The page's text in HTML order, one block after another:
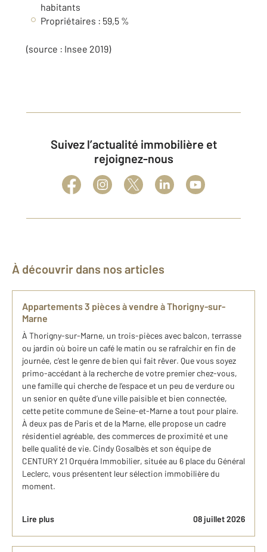
habitants
Propriétaires : 59,5 %
(source : Insee 2019)
Suivez l’actualité immobilière et
rejoignez-nous
À découvrir dans nos articles
Appartements 3 pièces à vendre à Thorigny-sur-
Marne
À Thorigny-sur-Marne, un trois-pièces avec balcon, terrasse
ou jardin où boire un café le matin ou se rafraîchir en fin de
journée, c’est le genre de bien qui fait rêver. Que vous soyez
primo-accédant à la recherche de votre premier chez-vous,
une famille qui cherche de l’espace et un peu de verdure ou
un senior en quête d’une ville paisible et bien connectée,
cette petite commune de Seine-et-Marne a tout pour plaire.
À deux pas de Paris et de la Marne, elle propose un cadre
résidentiel agréable, des commerces de proximité et une
belle qualité de vie. Cindy Gosalbès et son équipe de
CENTURY 21 Orquéra Immobilier, située au 6 place du Général
Leclerc, vous présentent leur sélection immobilière du
moment.
Lire plus 08 juillet 2026